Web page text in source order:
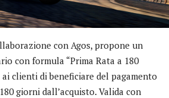
con Agos, propone un
con formula “Prima Rata a 180
clienti di beneficiare del pagamento
giorni dall’acquisto. Valida con